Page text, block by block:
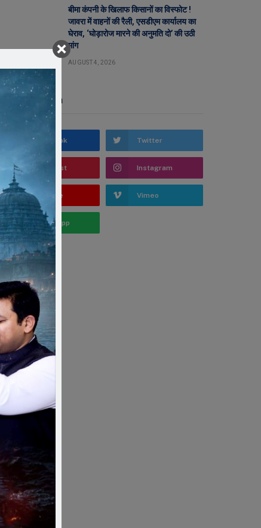
बीमा कंपनी के खिलाफ किसानों का विस्फोट !
जावरा में वाहनों की रैली, एसडीएम कार्यालय का
घेराव, ‘घोड़ारोज मारने की अनुमति दो’ की उठी
मांग
AUGUST 4, 2026
Stay In Touch
Facebook Twitter
Pinterest Instagram
YouTube Vimeo
WhatsApp